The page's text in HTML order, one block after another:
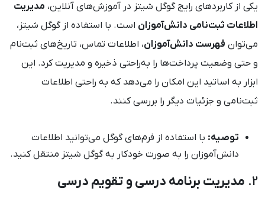
یکی از کاربردهای رایج گوگل شیتز در آموزش‌های آنلاین، مدیریت
اطلاعات ثبت‌نامی دانش‌آموزان است. با استفاده از گوگل شیتز،
می‌توان فهرست دانش‌آموزان، اطلاعات تماس، تاریخ‌های ثبت‌نام
و حتی وضعیت پرداخت‌ها را به‌راحتی ذخیره و مدیریت کرد. این
ابزار به اساتید این امکان را می‌دهد که به راحتی اطلاعات
ثبت‌نامی و جزئیات دیگر را بررسی کنند.
توصیه: با استفاده از فرم‌های گوگل می‌توانید اطلاعات
دانش‌آموزان را به صورت خودکار به گوگل شیتز منتقل کنید.
2. مدیریت برنامه درسی و تقویم درسی